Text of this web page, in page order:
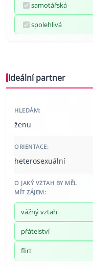
samotářská
spolehlivá
Ideální partner
HLEDÁM:
ženu
ORIENTACE:
heterosexuální
O JAKÝ VZTAH BY MĚL
MÍT ZÁJEM:
vážný vztah
přátelství
flirt